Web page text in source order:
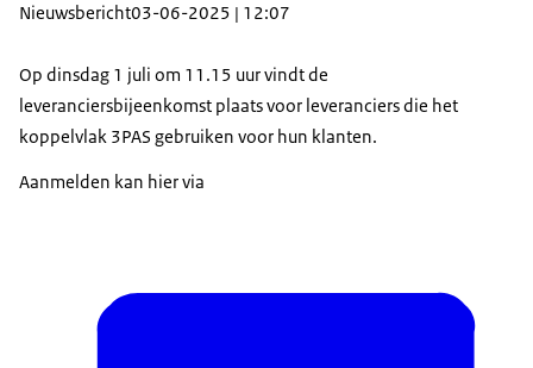
Nieuwsbericht03-06-2025 | 12:07
Op dinsdag 1 juli om 11.15 uur vindt de
leveranciersbijeenkomst plaats voor leveranciers die het
koppelvlak 3PAS gebruiken voor hun klanten.
Aanmelden kan hier via